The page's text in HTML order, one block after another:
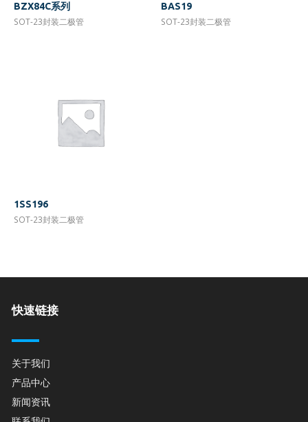
BZX84C系列
SOT-23封装二极管
BAS19
SOT-23封装二极管
1SS196
SOT-23封装二极管
快速链接
关于我们
产品中心
新闻资讯